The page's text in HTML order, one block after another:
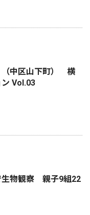
（中区山下町） 横
Vol.03
物観察 親子9組22